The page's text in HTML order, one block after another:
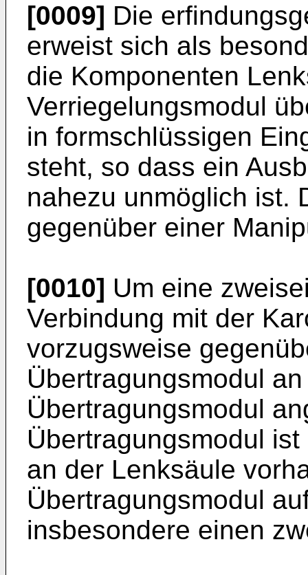
[0009] Die
erweist sich als
die Komponenten
Verriegelungsmodul
in formschlüssigen
steht, so dass ein
nahezu unmöglich ist.
gegenüber einer
[0010] Um eine
Verbindung mit der
vorzugsweise
Übertragungsmodul
Übertragungsmodul
Übertragungsmodul
an der Lenksäule
Übertragungsmodul
insbesondere einen